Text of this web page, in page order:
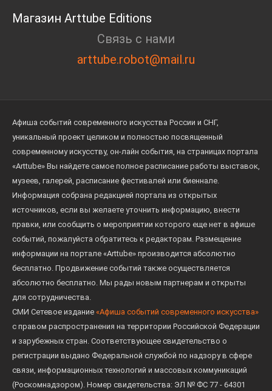
Магазин Arttube Editions
Связь с нами
arttube.robot@mail.ru
Афиша событий современного искусства России и СНГ,
уникальный проект целиком и полностью посвященный
современному искусству, он-лайн события, на страницах портала
«Arttube» Вы найдете самое полное расписание работы выставок,
музеев, галерей, расписание фестивалей или биеннале.
Информация собрана редакцией портала из открытых
источников, если вы желаете уточнить информацию, внести
правки, или сообщить о мероприятии которого еще нет в афише
событий, пожалуйста обратитесь к редакторам. Размещение
информации на портале «Arttube» производится абсолютно
бесплатно. Продвижение событий также осуществляется
абсолютно бесплатно. Мы рады новым партнерам и открыты
для сотрудничества.
СМИ Сетевое издание «Афиша событий современного искусства»
с правом распространения на территории Российской Федерации
и зарубежных стран. Соответствующее свидетельство о
регистрации выдано Федеральной службой по надзору в сфере
связи, информационных технологий и массовых коммуникаций
(Роскомнадзором). Номер свидетельства: ЭЛ № ФС 77 - 64301